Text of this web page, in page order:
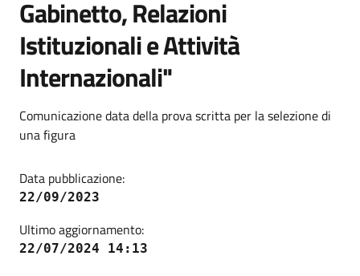
Gabinetto, Relazioni
Istituzionali e Attività
Internazionali"
Comunicazione data della prova scritta per la selezione di
una figura
Data pubblicazione:
22/09/2023
Ultimo aggiornamento:
22/07/2024 14:13